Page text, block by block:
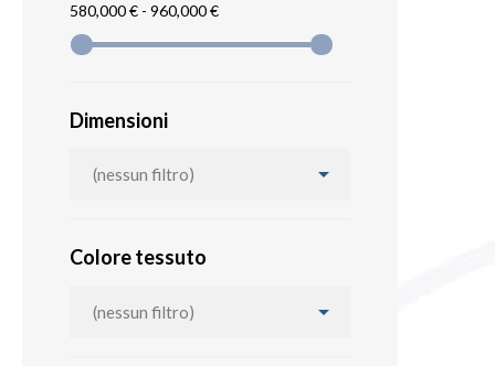
580,000 € - 960,000 €
Dimensioni
(nessun filtro) 
Colore tessuto
(nessun filtro) 